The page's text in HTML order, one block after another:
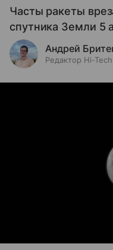
Часты ракеты
спутника Земли 5
Андрей
Редактор Hi-